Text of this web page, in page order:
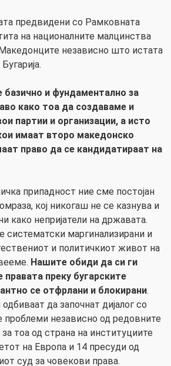
предвидени со Рамковната
на националните малцинства
независно што истата
базично и фундаментално за
како тоа да создаваме и
партии и организации, а исто
имаат второ македонско
право да се кандидатираат на
припадност ние сме постојан
кој никогаш не се казнува и
како непријатели на државата.
систематски маргинализирани и
и политичкиот живот на
Нашите обиди да си ги
преку бугарските
се отфрлани и блокирани.
да започнат дијалог со
проблеми независно од редовните
тоа од страна на институциите
на Европа и 14 пресуди од
суд за човекови права.